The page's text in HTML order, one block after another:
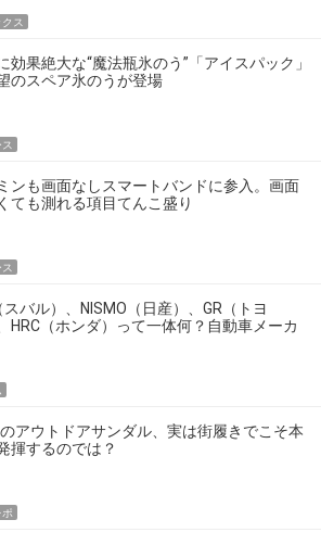
クス
効果絶大な“魔法瓶氷のう”「アイスパック」
のスペア氷のうが登場
ス
ンも画面なしスマートバンドに参入。画面
ても測れる項目てんこ盛り
ス
バル）、NISMO（日産）、GR（トヨ
HRC（ホンダ）って一体何？自動車メーカ
アウトドアサンダル、実は街履きでこそ本
揮するのでは？
ポ